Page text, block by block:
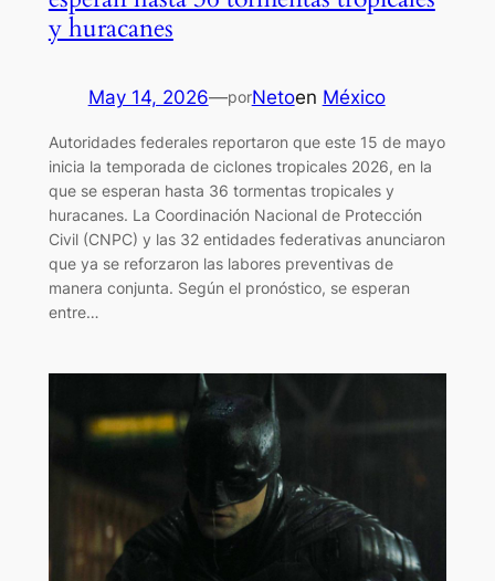
y huracanes
May 14, 2026—porNetoen México
Autoridades federales reportaron que este 15 de mayo
inicia la temporada de ciclones tropicales 2026, en la
que se esperan hasta 36 tormentas tropicales y
huracanes. La Coordinación Nacional de Protección
Civil (CNPC) y las 32 entidades federativas anunciaron
que ya se reforzaron las labores preventivas de
manera conjunta. Según el pronóstico, se esperan
entre…